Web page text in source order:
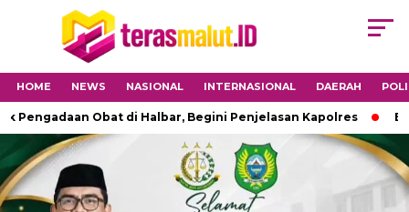
HOME NEWS NASIONAL INTERNASIONAL DAERAH
Obat di Halbar, Begini Penjelasan Kapolres